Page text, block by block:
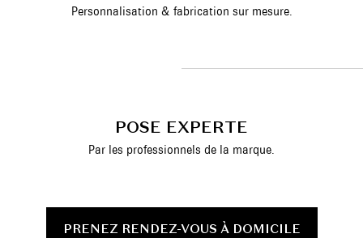
Personnalisation & fabrication sur mesure.
POSE EXPERTE
Par les professionnels de la marque.
PRENEZ RENDEZ-VOUS À DOMICILE